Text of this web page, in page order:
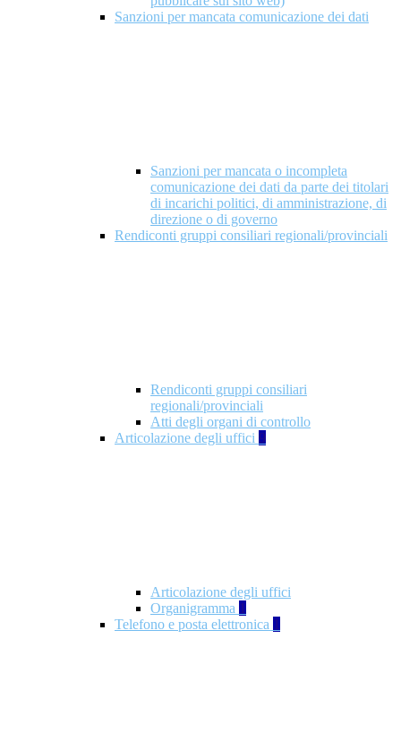
Sanzioni per mancata comunicazione dei dati
Sanzioni per mancata o incompleta
comunicazione dei dati da parte dei titolari
di incarichi politici, di amministrazione, di
direzione o di governo
Rendiconti gruppi consiliari regionali/provinciali
Rendiconti gruppi consiliari
regionali/provinciali
Atti degli organi di controllo
Articolazione degli uffici 9
Articolazione degli uffici
Organigramma 1
Telefono e posta elettronica 1